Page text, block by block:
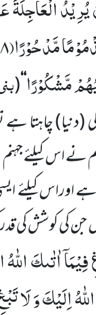
الْعَاجِلَةَ
مَّدْحُوْرًا(
مَّشْكُوْرًا‘‘
(
(دنیا)چاہتا ہے
نے اس کیلئے
اوراس کیلئے
جن کی کوشش کی
فِیْمَاۤ اٰتٰىكَ
اِلَیْكَ وَ لَا